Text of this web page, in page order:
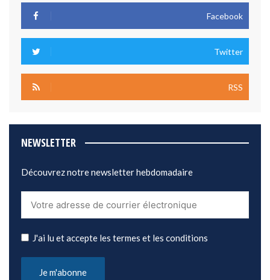
Facebook
Twitter
RSS
NEWSLETTER
Découvrez notre newsletter hebdomadaire
J'ai lu et accepte les termes et les conditions